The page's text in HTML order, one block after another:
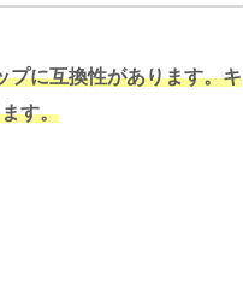
プに互換性があります。キ
す。